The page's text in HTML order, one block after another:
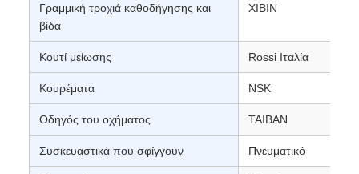
Γραμμική τροχιά καθοδήγησης και
βίδα
ΧΙΒΙΝ
Κουτί μείωσης Rossi Ιταλία
Κουρέματα NSK
Οδηγός του οχήματος ΤΑΙΒΑΝ
Συσκευαστικά που σφίγγουν Πνευματικό